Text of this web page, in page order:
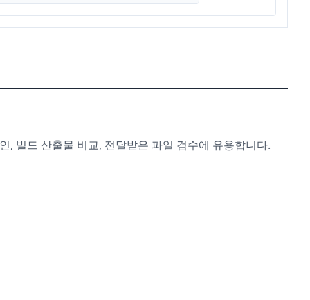
, 빌드 산출물 비교, 전달받은 파일 검수에 유용합니다.